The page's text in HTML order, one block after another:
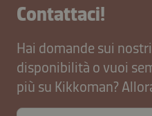
Contattaci!
Hai domande sui
disponibilità o vuoi
più su Kikkoman?